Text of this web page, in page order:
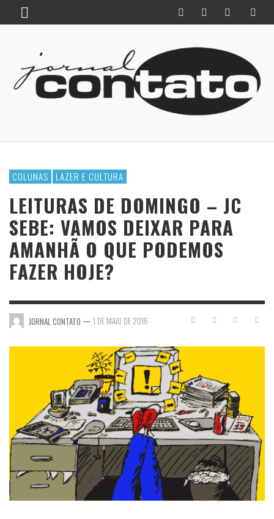
COLUNAS LAZER E CULTURA
LEITURAS DE DOMINGO – JC
SEBE: VAMOS DEIXAR PARA
AMANHÃ O QUE PODEMOS
FAZER HOJE?
JORNAL CONTATO — 1 DE MAIO DE 2016